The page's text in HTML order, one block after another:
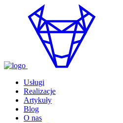
Usługi
Realizacje
Artykuły
Blog
O nas